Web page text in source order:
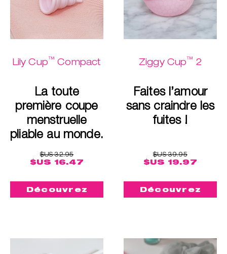
Lily Cup™ Compact
La toute
première coupe
menstruelle
pliable au monde.
$US 32.95
$US 16.47
Découvrez
Ziggy Cup™ 2
Faites l’amour
sans craindre les
fuites !
$US 39.95
$US 19.97
Découvrez